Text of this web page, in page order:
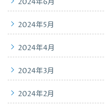
2024年6月
2024年5月
2024年4月
2024年3月
2024年2月